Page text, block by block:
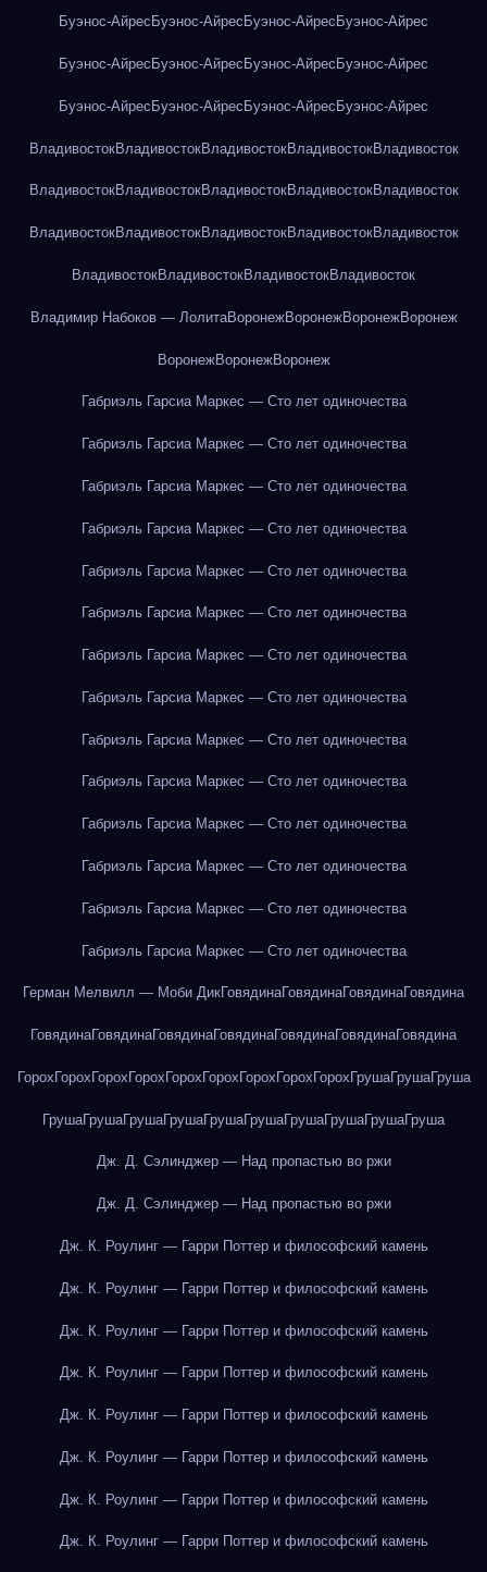
Буэнос-Айрес Буэнос-Айрес Буэнос-Айрес Буэнос-Айрес
Буэнос-Айрес Буэнос-Айрес Буэнос-Айрес Буэнос-Айрес
Буэнос-Айрес Буэнос-Айрес Буэнос-Айрес Буэнос-Айрес
ВладивостокВладивостокВладивостокВладивостокВладивосток
ВладивостокВладивостокВладивостокВладивостокВладивосток
ВладивостокВладивостокВладивостокВладивостокВладивосток
ВладивостокВладивостокВладивостокВладивосток
Владимир Набоков — ЛолитаВоронежВоронежВоронежВоронеж
ВоронежВоронежВоронеж
Габриэль Гарсиа Маркес — Сто лет одиночества
Габриэль Гарсиа Маркес — Сто лет одиночества
Габриэль Гарсиа Маркес — Сто лет одиночества
Габриэль Гарсиа Маркес — Сто лет одиночества
Габриэль Гарсиа Маркес — Сто лет одиночества
Габриэль Гарсиа Маркес — Сто лет одиночества
Габриэль Гарсиа Маркес — Сто лет одиночества
Габриэль Гарсиа Маркес — Сто лет одиночества
Габриэль Гарсиа Маркес — Сто лет одиночества
Габриэль Гарсиа Маркес — Сто лет одиночества
Габриэль Гарсиа Маркес — Сто лет одиночества
Габриэль Гарсиа Маркес — Сто лет одиночества
Габриэль Гарсиа Маркес — Сто лет одиночества
Габриэль Гарсиа Маркес — Сто лет одиночества
Герман Мелвилл — Моби ДикГовядинаГовядинаГовядинаГовядина
ГовядинаГовядинаГовядинаГовядинаГовядинаГовядинаГовядина
Горох Горох Горох Горох Горох Горох Горох Горох Горох ГрушаГрушаГруша
ГрушаГрушаГрушаГрушаГрушаГрушаГрушаГрушаГрушаГруша
Дж. Д. Сэлинджер — Над пропастью во ржи
Дж. Д. Сэлинджер — Над пропастью во ржи
Дж. К. Роулинг — Гарри Поттер и философский камень
Дж. К. Роулинг — Гарри Поттер и философский камень
Дж. К. Роулинг — Гарри Поттер и философский камень
Дж. К. Роулинг — Гарри Поттер и философский камень
Дж. К. Роулинг — Гарри Поттер и философский камень
Дж. К. Роулинг — Гарри Поттер и философский камень
Дж. К. Роулинг — Гарри Поттер и философский камень
Дж. К. Роулинг — Гарри Поттер и философский камень